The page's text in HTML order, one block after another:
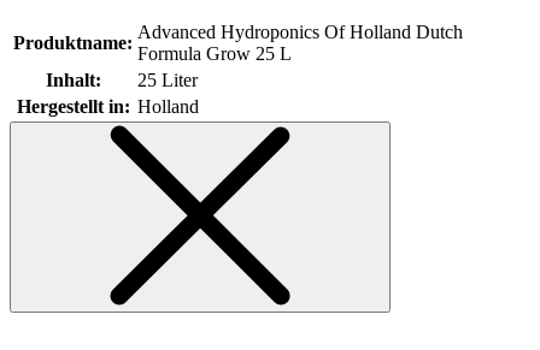
Produktname:
Advanced Hydroponics Of Holland Dutch
Formula Grow 25 L
Inhalt:
25 Liter
Hergestellt in: Holland